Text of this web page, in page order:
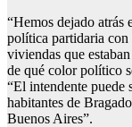
“Hemos dejado atrás
política partidaria con
viviendas que
de qué color político
“El intendente puede
habitantes de
Buenos Aires”.